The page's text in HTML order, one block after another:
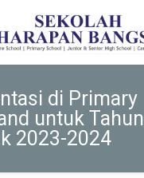
di Primary
untuk Tahun
2023-2024